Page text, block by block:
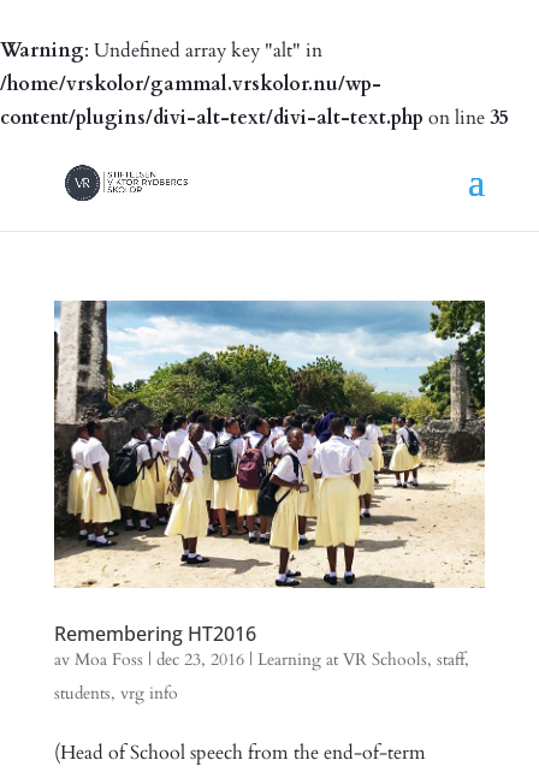
Warning: Undefined array key "alt" in
/home/vrskolor/gammal.vrskolor.nu/wp-
content/plugins/divi-alt-text/divi-alt-text.php on line35
Remembering HT2016
av Moa Foss | dec 23, 2016| Learning at VR Schools, staff,
students, vrg info
(Head of School speech from the end-of-term